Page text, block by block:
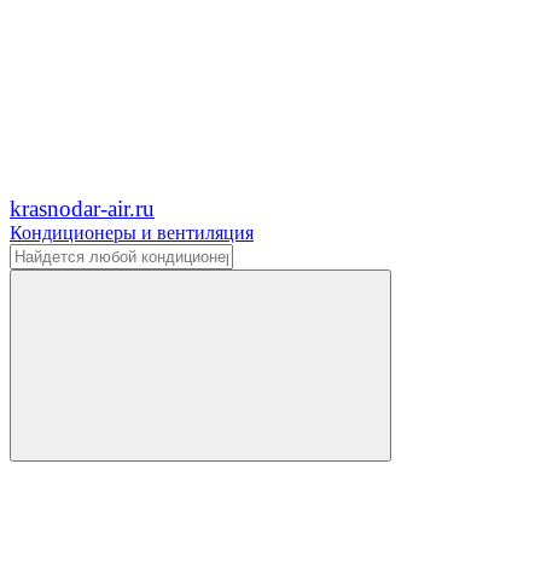
krasnodar-air.ru
Кондиционеры и вентиляция